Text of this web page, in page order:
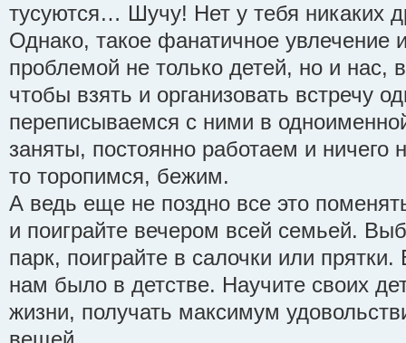
тусуются… Шучу! Нет у тебя никаких
Однако, такое фанатичное увлечение
проблемой не только детей, но и нас,
чтобы взять и организовать встречу
переписываемся с ними в
заняты, постоянно работаем и
то торопимся, бежим.
А ведь еще не поздно все это
и поиграйте вечером всей семьей.
парк, поиграйте в салочки или
нам было в детстве. Научите своих
жизни, получать максимум